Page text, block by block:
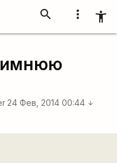
more_vert accessibility_new
search
24 Фев, 2014 00:44 arrow_downward